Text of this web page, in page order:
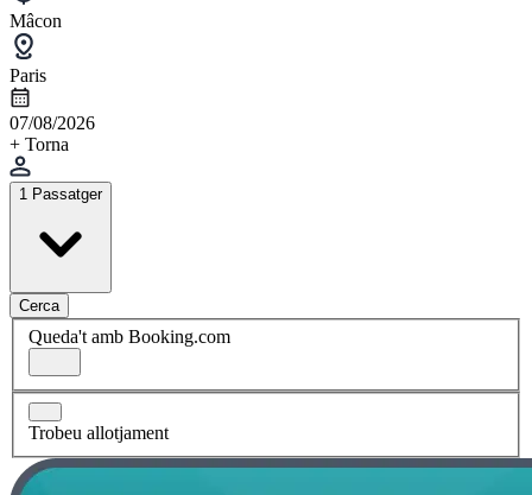
Mâcon
Paris
07/08/2026
+ Torna
1 Passatger
Cerca
Queda't amb Booking.com
Trobeu allotjament